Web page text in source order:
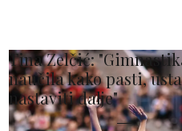
Tina Zelčić:
naučila kako pasti,
nastaviti dalje"